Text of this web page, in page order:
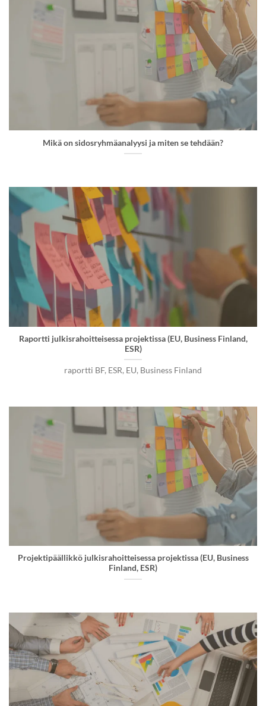
Mikä on sidosryhmäanalyysi ja miten se tehdään?
Raportti julkisrahoitteisessa projektissa (EU, Business Finland,
ESR)
raportti BF, ESR, EU, Business Finland
Projektipäällikkö julkisrahoitteisessa projektissa (EU, Business
Finland, ESR)